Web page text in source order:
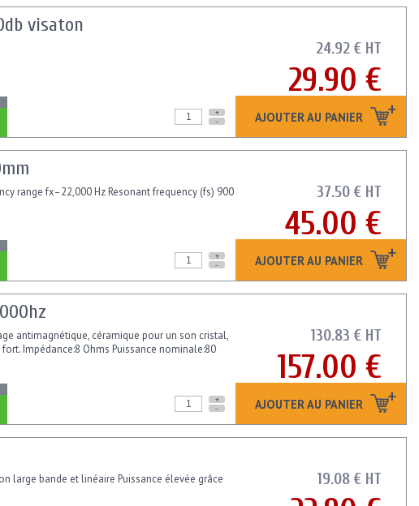
24.92 € HT
29.90 €
AJOUTER AU PANIER
visaton
+
-
37.50 € HT
45.00 €
AJOUTER AU PANIER
range fx–22,000 Hz Resonant frequency (fs) 900
+
-
130.83 € HT
157.00 €
AJOUTER AU PANIER
antimagnétique, céramique pour un son cristal,
Impédance:8 Ohms Puissance nominale:80
+
-
19.08 € HT
large bande et linéaire Puissance élevée grâce